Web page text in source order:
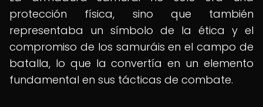
protección física, sino que también
representaba un símbolo de la ética y el
compromiso de los samuráis en el campo de
batalla, lo que la convertía en un elemento
fundamental en sus tácticas de combate.